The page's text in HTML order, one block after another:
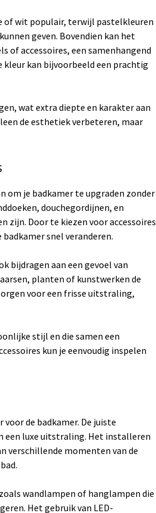
of wit populair, terwijl pastelkleuren
geven. Bovendien kan het
of accessoires, een samenhangend
kleur kan bijvoorbeeld een prachtig
wat extra diepte en karakter aan
de esthetiek verbeteren, maar
om je badkamer te upgraden zonder
douchegordijnen, en
Door te kiezen voor accessoires
snel veranderen.
bijdragen aan een gevoel van
planten of kunstwerken de
voor een frisse uitstraling,
stijl en die samen een
kun je eenvoudig inspelen
de badkamer. De juiste
een luxe uitstraling. Het installeren
verschillende momenten van de
wandlampen of hanglampen die
Het gebruik van LED-